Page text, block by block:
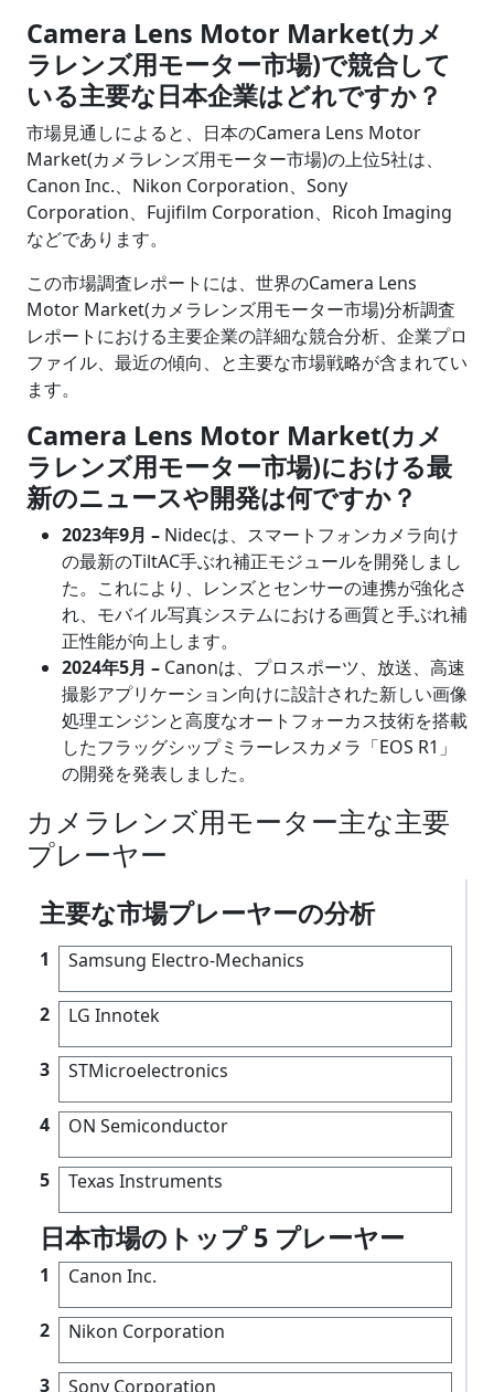
Camera Lens Motor Market(カメ
ラレンズ用モーター市場)で競合して
いる主要な日本企業はどれですか？
市場見通しによると、日本のCamera Lens Motor
Market(カメラレンズ用モーター市場)の上位5社は、
Canon Inc.、Nikon Corporation、Sony
Corporation、Fujifilm Corporation、Ricoh Imaging
などであります。
この市場調査レポートには、世界のCamera Lens
Motor Market(カメラレンズ用モーター市場)分析調査
レポートにおける主要企業の詳細な競合分析、企業プロ
ファイル、最近の傾向、と主要な市場戦略が含まれてい
ます。
Camera Lens Motor Market(カメ
ラレンズ用モーター市場)における最
新のニュースや開発は何ですか？
2023年9月 – Nidecは、スマートフォンカメラ向け
の最新のTiltAC手ぶれ補正モジュールを開発しまし
た。これにより、レンズとセンサーの連携が強化さ
れ、モバイル写真システムにおける画質と手ぶれ補
正性能が向上します。
2024年5月 – Canonは、プロスポーツ、放送、高速
撮影アプリケーション向けに設計された新しい画像
処理エンジンと高度なオートフォーカス技術を搭載
したフラッグシップミラーレスカメラ「EOS R1」
の開発を発表しました。
カメラレンズ用モーター主な主要
プレーヤー
主要な市場プレーヤーの分析
1 Samsung Electro-Mechanics
2 LG Innotek
3 STMicroelectronics
4 ON Semiconductor
5 Texas Instruments
日本市場のトップ 5 プレーヤー
1 Canon Inc.
2 Nikon Corporation
3 Sony Corporation